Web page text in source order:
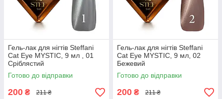
Гель-лак для нігтів Steffani
Cat Eye MYSTIC, 9 мл , 01
Сріблястий
Готово до відправки
200 ₴ 211 ₴
Гель-лак для нігтів Steffani
Cat Eye MYSTIC, 9 мл, 02
Бежевий
Готово до відправки
200 ₴ 211 ₴